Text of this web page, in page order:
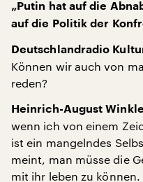
„Putin hat auf die
auf die Politik der
Deutschlandradio
Können wir auch von
reden?
Heinrich-August
wenn ich von einem
ist ein mangelndes
meint, man müsse die
mit ihr leben zu